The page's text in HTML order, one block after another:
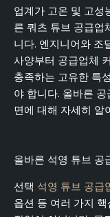
업계가 고온 및 고성
른 쿼츠 튜브 공급업
니다. 엔지니어와 조
사양부터 공급업체
충족하는 고유한 특
야 합니다. 올바른
면에 대해 자세히 알
올바른 석영 튜브 공
선택 석영 튜브 공급
옵션 등 여러 가지